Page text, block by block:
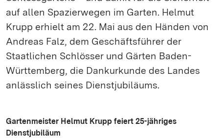
auf allen Spazierwegen im Garten. Helmut
Krupp erhielt am 22. Mai aus den Händen von
Andreas Falz, dem Geschäftsführer der
Staatlichen Schlösser und Gärten Baden-
Württemberg, die Dankurkunde des Landes
anlässlich seines Dienstjubiläums.
Gartenmeister Helmut Krupp feiert 25-jähriges
Dienstjubiläum